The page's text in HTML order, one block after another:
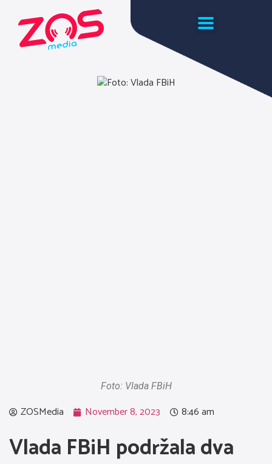
Foto: Vlada FBiH
ZOSMedia November 8, 2023 8:46 am
Vlada FBiH podržala dva